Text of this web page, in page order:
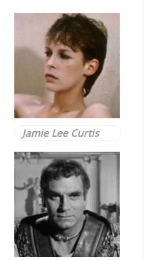
Jamie Lee Curtis